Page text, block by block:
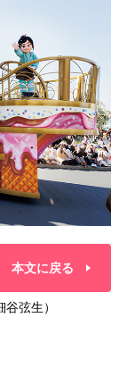
本文に戻る
弦生）